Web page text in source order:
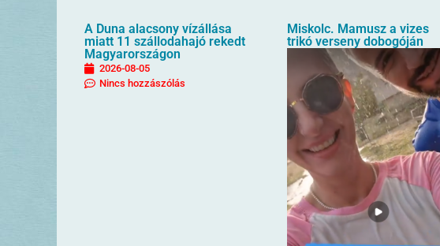
A Duna alacsony vízállása
miatt 11 szállodahajó rekedt
Magyarországon
2026-08-05
Nincs hozzászólás
Miskolc. Mamusz a vizes
trikó verseny dobogóján